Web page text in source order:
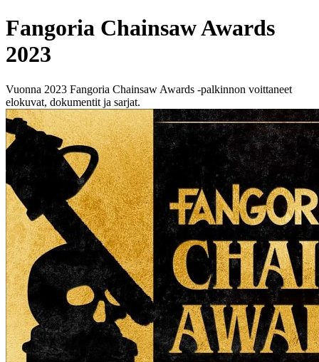
Fangoria Chainsaw Awards
2023
Vuonna 2023 Fangoria Chainsaw Awards -palkinnon voittaneet
elokuvat, dokumentit ja sarjat.